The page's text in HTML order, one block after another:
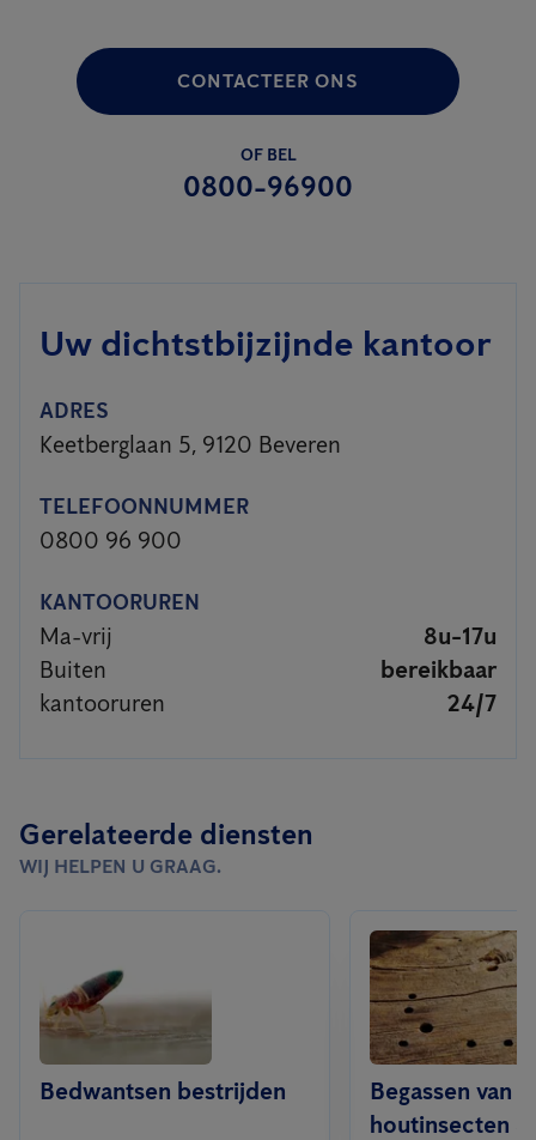
CONTACTEER ONS
OF BEL
0800-96900
Uw dichtstbijzijnde kantoor
ADRES
Keetberglaan 5, 9120 Beveren
TELEFOONNUMMER
0800 96 900
KANTOORUREN
Ma-vrij
8u-17u
Buiten
bereikbaar
kantooruren
24/7
Gerelateerde diensten
WIJ HELPEN U GRAAG.
Bedwantsen bestrijden
Begassen van
houtinsecten